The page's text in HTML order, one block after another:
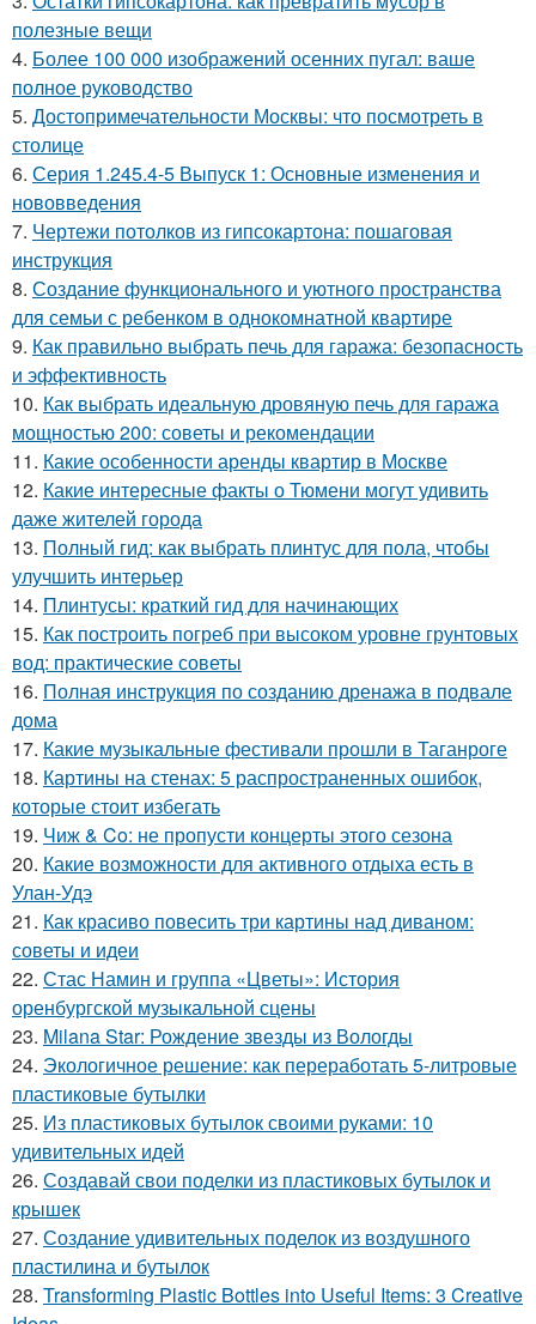
полезные вещи
4. Более 100 000 изображений осенних пугал: ваше
полное руководство
5. Достопримечательности Москвы: что посмотреть в
столице
6. Серия 1.245.4-5 Выпуск 1: Основные изменения и
нововведения
7. Чертежи потолков из гипсокартона: пошаговая
инструкция
8. Создание функционального и уютного пространства
для семьи с ребенком в однокомнатной квартире
9. Как правильно выбрать печь для гаража: безопасность
и эффективность
10. Как выбрать идеальную дровяную печь для гаража
мощностью 200: советы и рекомендации
11. Какие особенности аренды квартир в Москве
12. Какие интересные факты о Тюмени могут удивить
даже жителей города
13. Полный гид: как выбрать плинтус для пола, чтобы
улучшить интерьер
14. Плинтусы: краткий гид для начинающих
15. Как построить погреб при высоком уровне грунтовых
вод: практические советы
16. Полная инструкция по созданию дренажа в подвале
дома
17. Какие музыкальные фестивали прошли в Таганроге
18. Картины на стенах: 5 распространенных ошибок,
которые стоит избегать
19. Чиж & Co: не пропусти концерты этого сезона
20. Какие возможности для активного отдыха есть в
Улан-Удэ
21. Как красиво повесить три картины над диваном:
советы и идеи
22. Стас Намин и группа «Цветы»: История
оренбургской музыкальной сцены
23. Milana Star: Рождение звезды из Вологды
24. Экологичное решение: как переработать 5-литровые
пластиковые бутылки
25. Из пластиковых бутылок своими руками: 10
удивительных идей
26. Создавай свои поделки из пластиковых бутылок и
крышек
27. Создание удивительных поделок из воздушного
пластилина и бутылок
28. Transforming Plastic Bottles into Useful Items: 3 Creative